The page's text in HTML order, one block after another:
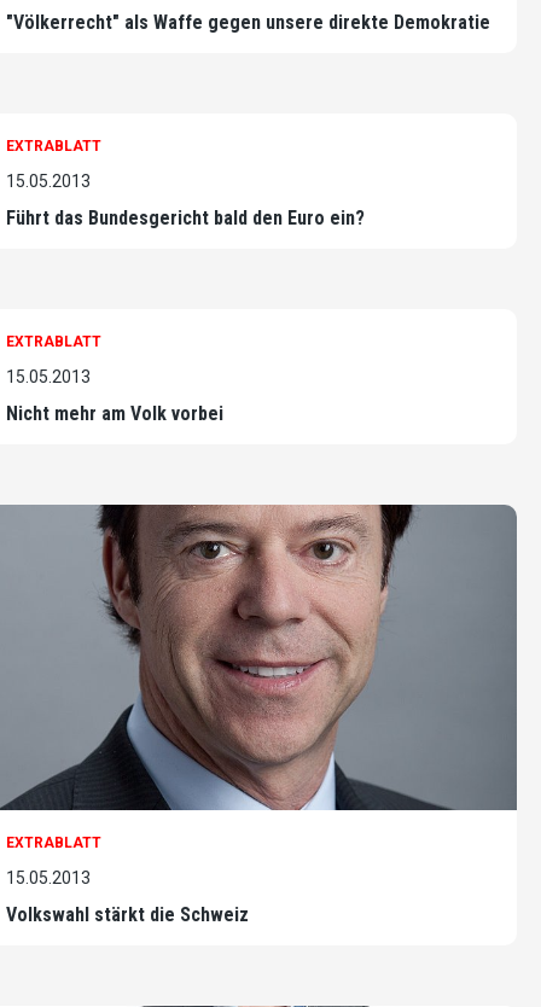
"Völkerrecht" als Waffe gegen unsere direkte Demokratie
EXTRABLATT
15.05.2013
Führt das Bundesgericht bald den Euro ein?
EXTRABLATT
15.05.2013
Nicht mehr am Volk vorbei
EXTRABLATT
15.05.2013
Volkswahl stärkt die Schweiz